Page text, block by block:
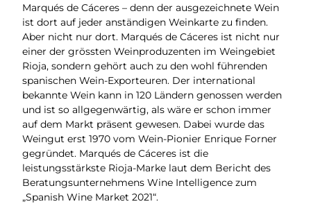
Marqués de Cáceres – denn der ausgezeichnete Wein
ist dort auf jeder anständigen Weinkarte zu finden.
Aber nicht nur dort. Marqués de Cáceres ist nicht nur
einer der grössten Weinproduzenten im Weingebiet
Rioja, sondern gehört auch zu den wohl führenden
spanischen Wein-Exporteuren. Der international
bekannte Wein kann in 120 Ländern genossen werden
und ist so allgegenwärtig, als wäre er schon immer
auf dem Markt präsent gewesen. Dabei wurde das
Weingut erst 1970 vom Wein-Pionier Enrique Forner
gegründet. Marqués de Cáceres ist die
leistungsstärkste Rioja-Marke laut dem Bericht des
Beratungsunternehmens Wine Intelligence zum
„Spanish Wine Market 2021“.